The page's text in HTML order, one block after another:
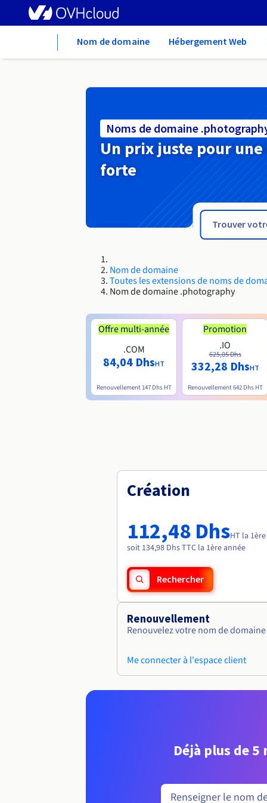
Nom de domaine Hébergement Web
Noms de domaine
Un prix juste pour
forte
Nom de domaine
Toutes les extensions de noms de
Nom de domaine .photography
Offre multi-année
.COM
84,04 DhsHT
Renouvellement 147 Dhs HT
Promotion
.IO
625,05 Dhs
332,28 DhsHT
Renouvellement642 Dhs HT
Création
112,48 DhsHT la
soit 134,98 Dhs TTC la 1ère année
Rechercher
Renouvellement
Renouvelez votre nom de
Me connecter à l'espace client
Déjà plus de